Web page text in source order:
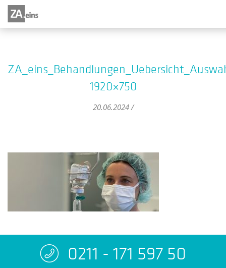
1920×750
20.06.2024 /
0211 - 171 597 50